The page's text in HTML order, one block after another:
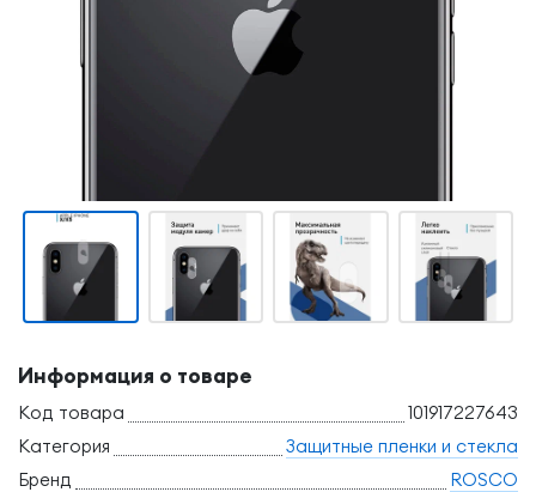
Информация о товаре
Код товара
101917227643
Категория
Защитные пленки и стекла
Бренд
ROSCO